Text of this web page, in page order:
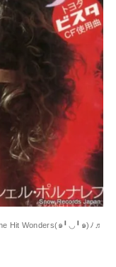
Hit Wonders⁠(⁠๑⁠╹⁠◡⁠╹⁠๑⁠)⁠ﾉ⁠♬